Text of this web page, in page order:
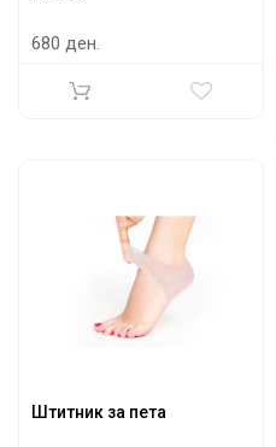
680 ден.
Штитник за пета